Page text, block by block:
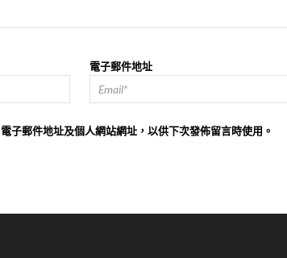
電子郵件地址
子郵件地址及個人網站網址，以供下次發佈留言時使用。